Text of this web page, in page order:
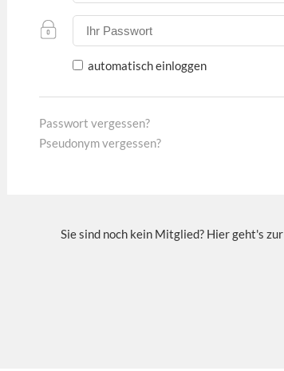
automatisch einloggen
Passwort vergessen?
Pseudonym vergessen?
Sie sind noch kein Mitglied? Hier geht's zur